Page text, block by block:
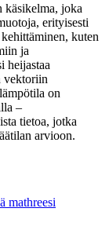
käsikelma, joka
erityisesti
kuten
ja
heijastaa
vektoriin
on
–
tietoa, jotka
arvioon.
mathreesi